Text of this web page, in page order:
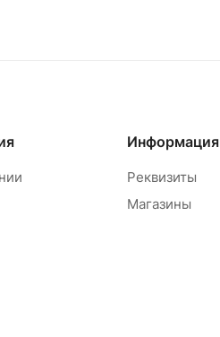
Информация
Реквизиты
Магазины